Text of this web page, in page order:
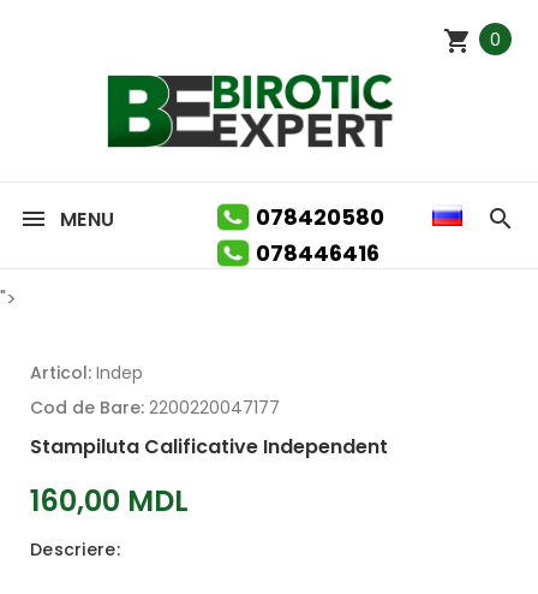
0
MENU
078420580
078446416
">
Articol: Indep
Cod de Bare: 2200220047177
Stampiluta Calificative Independent
160,00 MDL
Descriere: